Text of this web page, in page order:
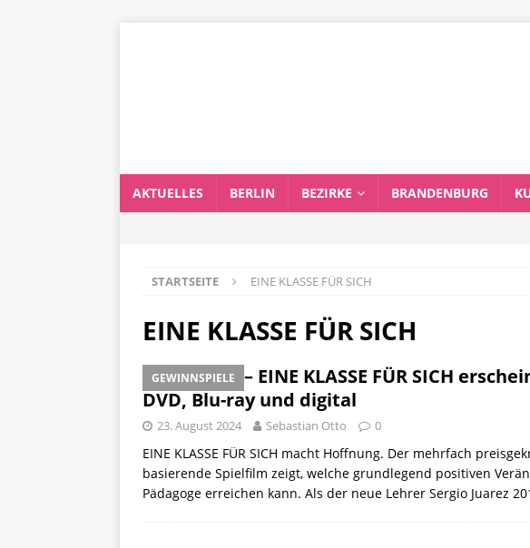
AKTUELLES BERLIN BEZIRKE BRANDENBURG
STARTSEITE EINE KLASSE FÜR SICH
EINE KLASSE FÜR SICH
GEWINNSPIELE
RADICAL – EINE KLASSE FÜR SICH
DVD, Blu-ray und digital
23. August 2024 Sebastian Otto 0
EINE KLASSE FÜR SICH macht Hoffnung. Der mehrfach
basierende Spielfilm zeigt, welche grundlegend positiven
Pädagoge erreichen kann. Als der neue Lehrer Sergio Juarez